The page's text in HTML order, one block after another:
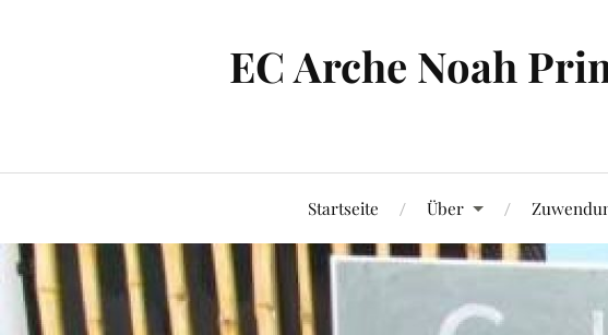
EC Arche Noah
Startseite Über